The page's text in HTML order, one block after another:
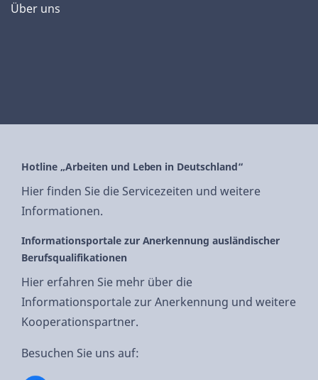
Über uns
Hotline „Arbeiten und Leben in Deutschland“
Hier finden Sie die Servicezeiten und weitere
Informationen.
Informationsportale zur Anerkennung ausländischer
Berufsqualifikationen
Hier erfahren Sie mehr über die
Informationsportale zur Anerkennung und weitere
Kooperationspartner.
Besuchen Sie uns auf: